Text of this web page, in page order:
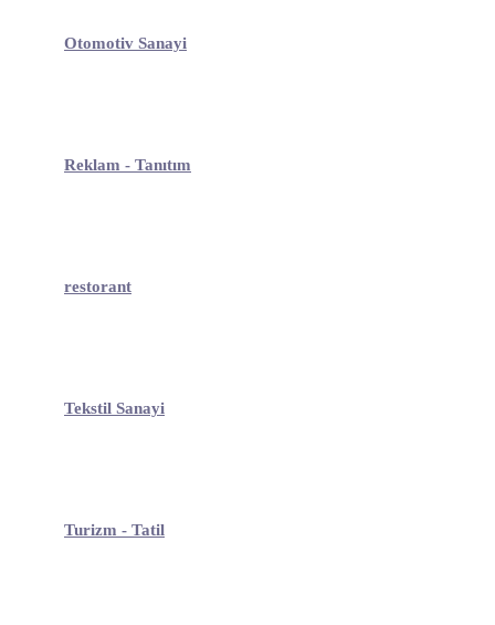
Otomotiv Sanayi
Reklam - Tanıtım
restorant
Tekstil Sanayi
Turizm - Tatil